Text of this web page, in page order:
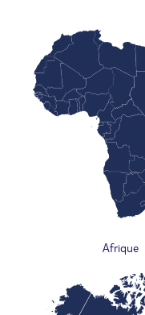
Afrique